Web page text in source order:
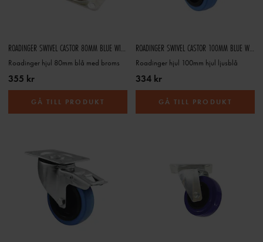
ROADINGER SWIVEL CASTOR 80MM BLUE WITH BRAKE
Roadinger hjul 80mm blå med broms
355 kr
GÅ TILL PRODUKT
ROADINGER SWIVEL CASTOR 100MM BLUE WHEEL LIGHT BLUE
Roadinger hjul 100mm hjul ljusblå
334 kr
GÅ TILL PRODUKT